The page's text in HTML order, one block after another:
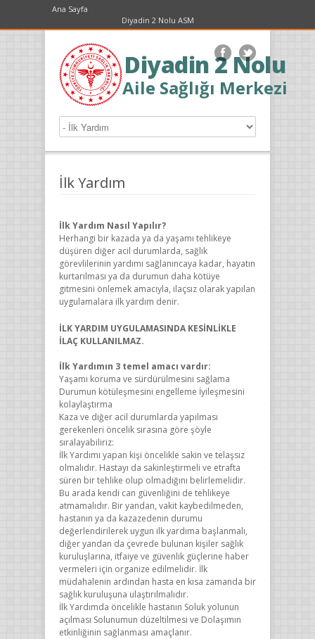
Ana Sayfa
Diyadin 2 Nolu ASM
Diyadin 2 Nolu
Aile Sağlığı Merkezi
İlk Yardım
İlk Yardım Nasıl Yapılır?
Herhangi bir kazada ya da yaşamı tehlikeye
düşüren diğer acil durumlarda, sağlık
görevlilerinin yardımı sağlanıncaya kadar, hayatın
kurtarılması ya da durumun daha kötüye
gitmesini önlemek amacıyla, ilaçsız olarak yapılan
uygulamalara ilk yardım denir.
İLK YARDIM UYGULAMASINDA KESİNLİKLE
İLAÇ KULLANILMAZ.
İlk Yardımın 3 temel amacı vardır:
Yaşamı koruma ve sürdürülmesini sağlama
Durumun kötüleşmesini engelleme İyileşmesini
kolaylaştırma
Kaza ve diğer acil durumlarda yapılması
gerekenleri öncelik sırasına göre şöyle
sıralayabiliriz:
İlk Yardımı yapan kişi öncelikle sakin ve telaşsız
olmalıdır. Hastayı da sakinleştirmeli ve etrafta
süren bir tehlike olup olmadığını belirlemelidir.
Bu arada kendi can güvenliğini de tehlikeye
atmamalıdır. Bir yandan, vakit kaybedilmeden,
hastanın ya da kazazedenin durumu
değerlendirilerek uygun ilk yardıma başlanmalı,
diğer yandan da çevrede bulunan kişiler sağlık
kuruluşlarına, itfaiye ve güvenlik güçlerine haber
vermeleri için organize edilmelidir. İlk
müdahalenin ardından hasta en kısa zamanda bir
sağlık kuruluşuna ulaştırılmalıdır.
İlk Yardımda öncelikle hastanın Soluk yolunun
açılması Solunumun düzeltilmesi ve Dolaşımın
etkinliğinin sağlanması amaçlanır.